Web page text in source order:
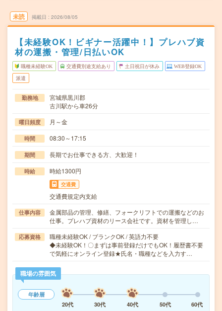
未読 掲載日 2026/08/05
【未経験OK！ビギナー活躍中！】プレハブ資
材の運搬・管理/日払いOK
職種未経験OK 交通費別途支給あり 土日祝日が休み WEB登録OK
派遣
勤務地
宮城県黒川郡
古川駅から車26分
曜日頻度 月～金
時間 08:30～17:15
期間 長期でお仕事できる方、大歓迎！
時給 時給1300円
交通費
交通費規定内支給
仕事内容
金属部品の管理、修繕、フォークリフトでの運搬などのお
仕事。プレハブ資材のリース会社です。資材を管理し…
応募資格
職種未経験OK / ブランクOK / 英語力不要
◆未経験OK！〇まずは事前登録だけでもOK！履歴書不要
で気軽にオンライン登録★氏名・職種などを入力す…
職場の雰囲気
年齢層
20代
30代 40代 50代 60代